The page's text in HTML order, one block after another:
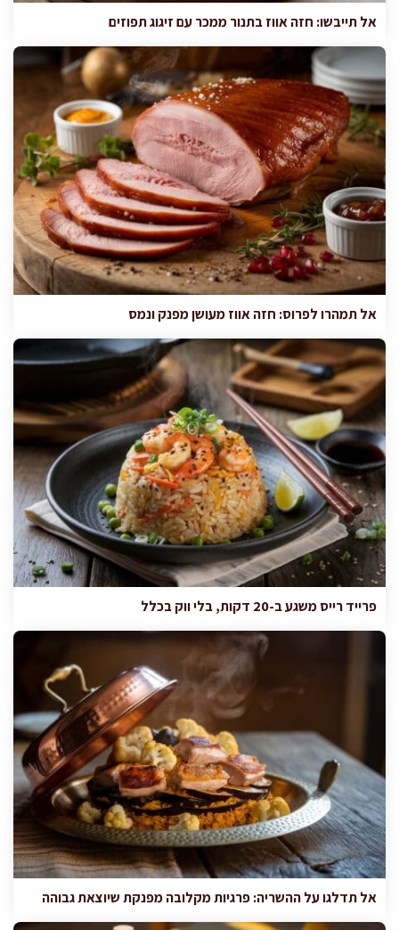
אל תייבשו: חזה אווז בתנור ממכר עם זיגוג תפוזים
אל תמהרו לפרוס: חזה אווז מעושן מפנק ונמס
פרייד רייס משגע ב-20 דקות, בלי ווק בכלל
אל תדלגו על ההשריה: פרגיות מקלובה מפנקת שיוצאת גבוהה